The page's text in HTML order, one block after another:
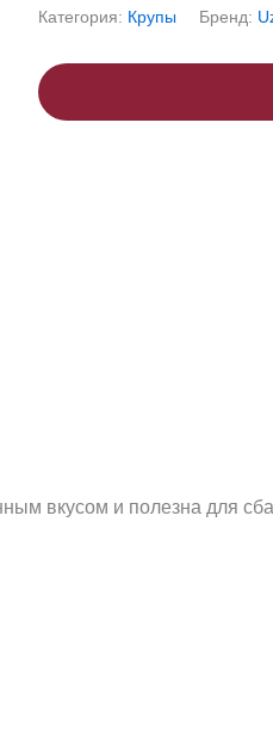
Категория: Крупы Бренд:
вкусом и полезна для